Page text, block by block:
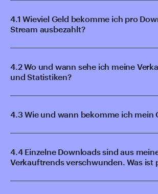
4.1 Wieviel Geld bekomme ich pro
Stream ausbezahlt?
4.2 Wo und wann sehe ich meine
und Statistiken?
4.3 Wie und wann bekomme ich mein
4.4 Einzelne Downloads sind aus
Verkauftrends verschwunden. Was ist